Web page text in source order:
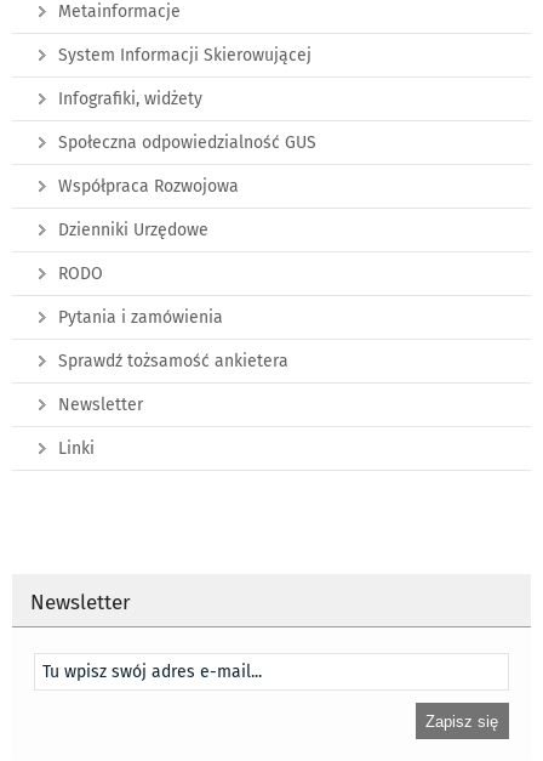
Metainformacje
System Informacji Skierowującej
Infografiki, widżety
Społeczna odpowiedzialność GUS
Współpraca Rozwojowa
Dzienniki Urzędowe
RODO
Pytania i zamówienia
Sprawdź tożsamość ankietera
Newsletter
Linki
Newsletter